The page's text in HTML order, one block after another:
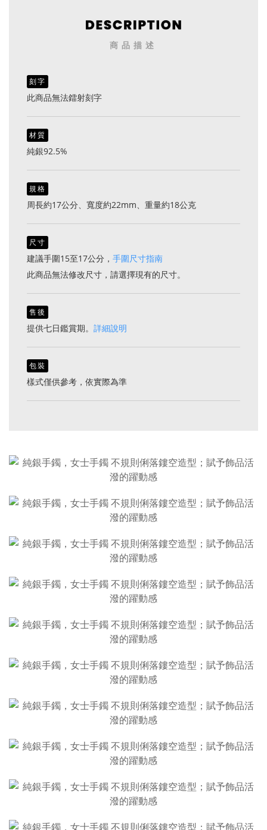
商品描述
刻字
此商品無法鐳射刻字
材質
純銀92.5%
規格
周長約17公分、寬度約22mm、重量約18公克
尺寸
建議手圍15至17公分， 手圍尺寸指南
此商品無法修改尺寸，請選擇現有的尺寸。
售後
提供七日鑑賞期。 詳細說明
包裝
樣式僅供參考，依實際為準